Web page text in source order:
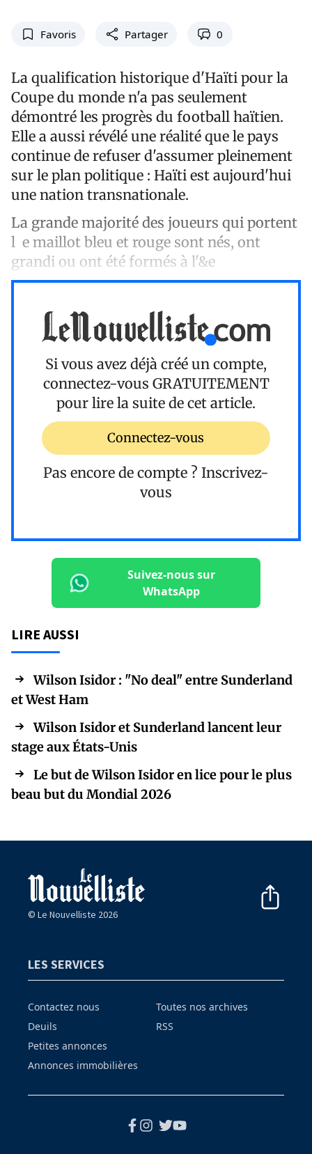
Favoris Partager 0
La qualification historique d'Haïti pour la
Coupe du monde n'a pas seulement
démontré les progrès du football haïtien.
Elle a aussi révélé une réalité que le pays
continue de refuser d'assumer pleinement
sur le plan politique : Haïti est aujourd'hui
une nation transnationale.
La grande majorité des joueurs qui portent
l e maillot bleu et rouge sont nés, ont
grandi ou ont été formés à l'&e
Si vous avez déjà créé un compte,
connectez-vous GRATUITEMENT
pour lire la suite de cet article.
Connectez-vous
Pas encore de compte ? Inscrivez-
vous
Suivez-nous sur
WhatsApp
LIRE AUSSI
Wilson Isidor : "No deal" entre Sunderland
et West Ham
Wilson Isidor et Sunderland lancent leur
stage aux États-Unis
Le but de Wilson Isidor en lice pour le plus
beau but du Mondial 2026
© Le Nouvelliste 2026
LES SERVICES
Contactez nous
Deuils
Petites annonces
Annonces immobilières
Toutes nos archives
RSS